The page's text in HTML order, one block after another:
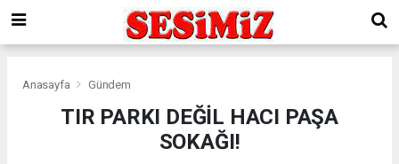
Anasayfa Gündem
TIR PARKI DEĞİL HACI PAŞA
SOKAĞI!